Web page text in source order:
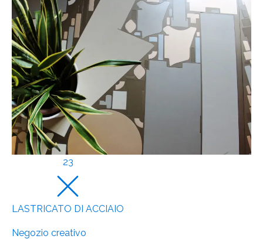
23
LASTRICATO DI ACCIAIO
Negozio creativo